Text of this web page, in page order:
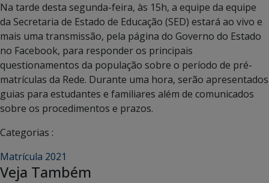
Na tarde desta segunda-feira, às 15h, a equipe da equipe
da Secretaria de Estado de Educação (SED) estará ao vivo e
mais uma transmissão, pela página do Governo do Estado
no Facebook, para responder os principais
questionamentos da população sobre o período de pré-
matrículas da Rede. Durante uma hora, serão apresentados
guias para estudantes e familiares além de comunicados
sobre os procedimentos e prazos.
Categorias :
Matrícula 2021
Veja Também